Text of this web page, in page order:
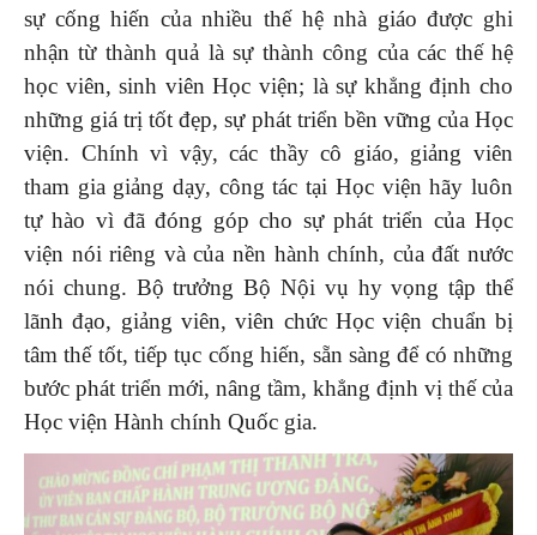
sự cống hiến của nhiều thế hệ nhà giáo được ghi
nhận từ thành quả là sự thành công của các thế hệ
học viên, sinh viên Học viện; là sự khẳng định cho
những giá trị tốt đẹp, sự phát triển bền vững của Học
viện. Chính vì vậy, các thầy cô giáo, giảng viên
tham gia giảng dạy, công tác tại Học viện hãy luôn
tự hào vì đã đóng góp cho sự phát triển của Học
viện nói riêng và của nền hành chính, của đất nước
nói chung. Bộ trưởng Bộ Nội vụ hy vọng tập thể
lãnh đạo, giảng viên, viên chức Học viện chuẩn bị
tâm thế tốt, tiếp tục cống hiến, sẵn sàng để có những
bước phát triển mới, nâng tầm, khẳng định vị thế của
Học viện Hành chính Quốc gia.